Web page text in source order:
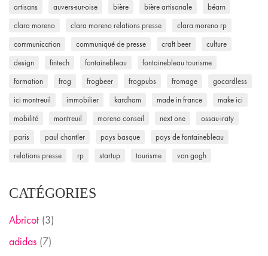
artisans auvers-sur-oise bière bière artisanale béarn
clara moreno clara moreno relations presse clara moreno rp
communication communiqué de presse craft beer culture
design fintech fontainebleau fontainebleau tourisme
formation frog frogbeer frogpubs fromage gocardless
ici montreuil immobilier kardham made in france make ici
mobilité montreuil moreno conseil next one ossau-iraty
paris paul chantler pays basque pays de fontainebleau
relations presse rp startup tourisme van gogh
CATÉGORIES
Abricot (3)
adidas (7)